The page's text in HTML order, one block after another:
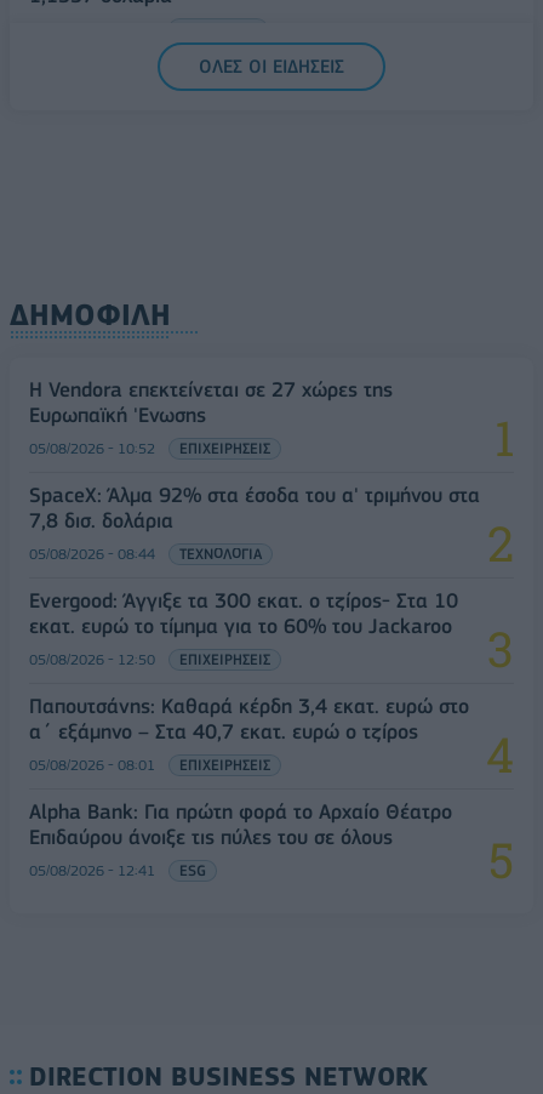
ΟΛΕΣ ΟΙ ΕΙΔΗΣΕΙΣ
ΔΗΜΟΦΙΛΗ
Η Vendora επεκτείνεται σε 27 χώρες της
Ευρωπαϊκή 'Ενωσης
05/08/2026 - 10:52 ΕΠΙΧΕΙΡΗΣΕΙΣ
SpaceX: Άλμα 92% στα έσοδα του α' τριμήνου στα
7,8 δισ. δολάρια
05/08/2026 - 08:44 ΤΕΧΝΟΛΟΓΙΑ
Evergood: Άγγιξε τα 300 εκατ. ο τζίρος- Στα 10
εκατ. ευρώ το τίμημα για το 60% του Jackaroo
05/08/2026 - 12:50 ΕΠΙΧΕΙΡΗΣΕΙΣ
Παπουτσάνης: Καθαρά κέρδη 3,4 εκατ. ευρώ στο
α΄ εξάμηνο – Στα 40,7 εκατ. ευρώ ο τζίρος
05/08/2026 - 08:01 ΕΠΙΧΕΙΡΗΣΕΙΣ
Alpha Bank: Για πρώτη φορά το Αρχαίο Θέατρο
Επιδαύρου άνοιξε τις πύλες του σε όλους
05/08/2026 - 12:41 ESG
DIRECTION BUSINESS NETWORK